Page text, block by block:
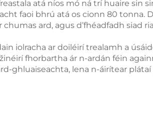
atá níos mó ná trí huaire sin
faoi bhrú atá os cionn 80 tonna.
ard, agus d’fhéadfadh
iolracha ar doiléirí trealamh a
fhorbartha ár n-ardán féin
ghluaiseachta, lena n-áirítear